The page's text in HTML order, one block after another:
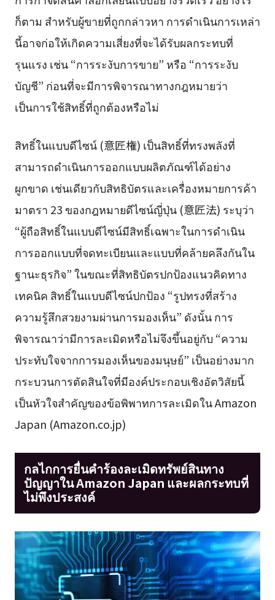
ก็ตาม สำหรับผู้ขายที่ถูกกล่าวหา การดำเนินการเหล่า
นี้อาจก่อให้เกิดความเสี่ยงที่จะได้รับผลกระทบที่
รุนแรง เช่น “การระงับการขาย” หรือ “การระงับ
บัญชี” ก่อนที่จะมีการพิจารณาทางกฎหมายว่า
เป็นการใช้สิทธิ์ที่ถูกต้องหรือไม่
สิทธิ์ในแบบดีไซน์ (意匠権) เป็นสิทธิ์ที่ทรงพลังที่
สามารถดำเนินการออกแบบผลิตภัณฑ์ได้อย่าง
ผูกขาด เช่นเดียวกับสิทธิบัตรและเครื่องหมายการค้า
มาตรา 23 ของกฎหมายดีไซน์ญี่ปุ่น (意匠法) ระบุว่า
“ผู้ถือสิทธิ์ในแบบดีไซน์มีสิทธิ์เฉพาะในการดำเนิน
การออกแบบที่จดทะเบียนและแบบที่คล้ายคลึงกันใน
ฐานะธุรกิจ” ในขณะที่สิทธิบัตรปกป้องแนวคิดทาง
เทคนิค สิทธิ์ในแบบดีไซน์ปกป้อง “รูปทรงที่สร้าง
ความรู้สึกสวยงามผ่านการมองเห็น” ดังนั้น การ
พิจารณาว่ามีการละเมิดหรือไม่จึงขึ้นอยู่กับ “ความ
ประทับใจจากการมองเห็นของมนุษย์” เป็นอย่างมาก
กระบวนการตัดสินใจที่มีองค์ประกอบเชิงอัตวิสัยนี้
เป็นหัวใจสำคัญของข้อพิพาทการละเมิดใน Amazon
Japan (Amazon.co.jp)
กลไกการยื่นคำร้องละเมิดทรัพย์สินทาง
ปัญญาใน Amazon Japan และผลกระทบที่
ไม่พึงประสงค์